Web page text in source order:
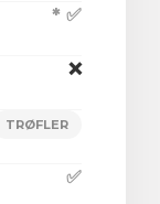
* ✅
❌
TRØFLER
✅